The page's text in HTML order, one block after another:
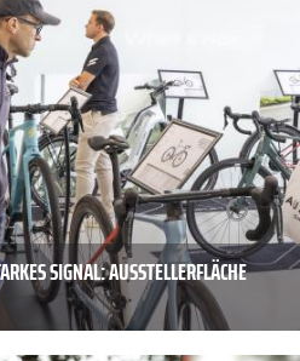
SIGNAL: AUSSTELLERFLÄCHE